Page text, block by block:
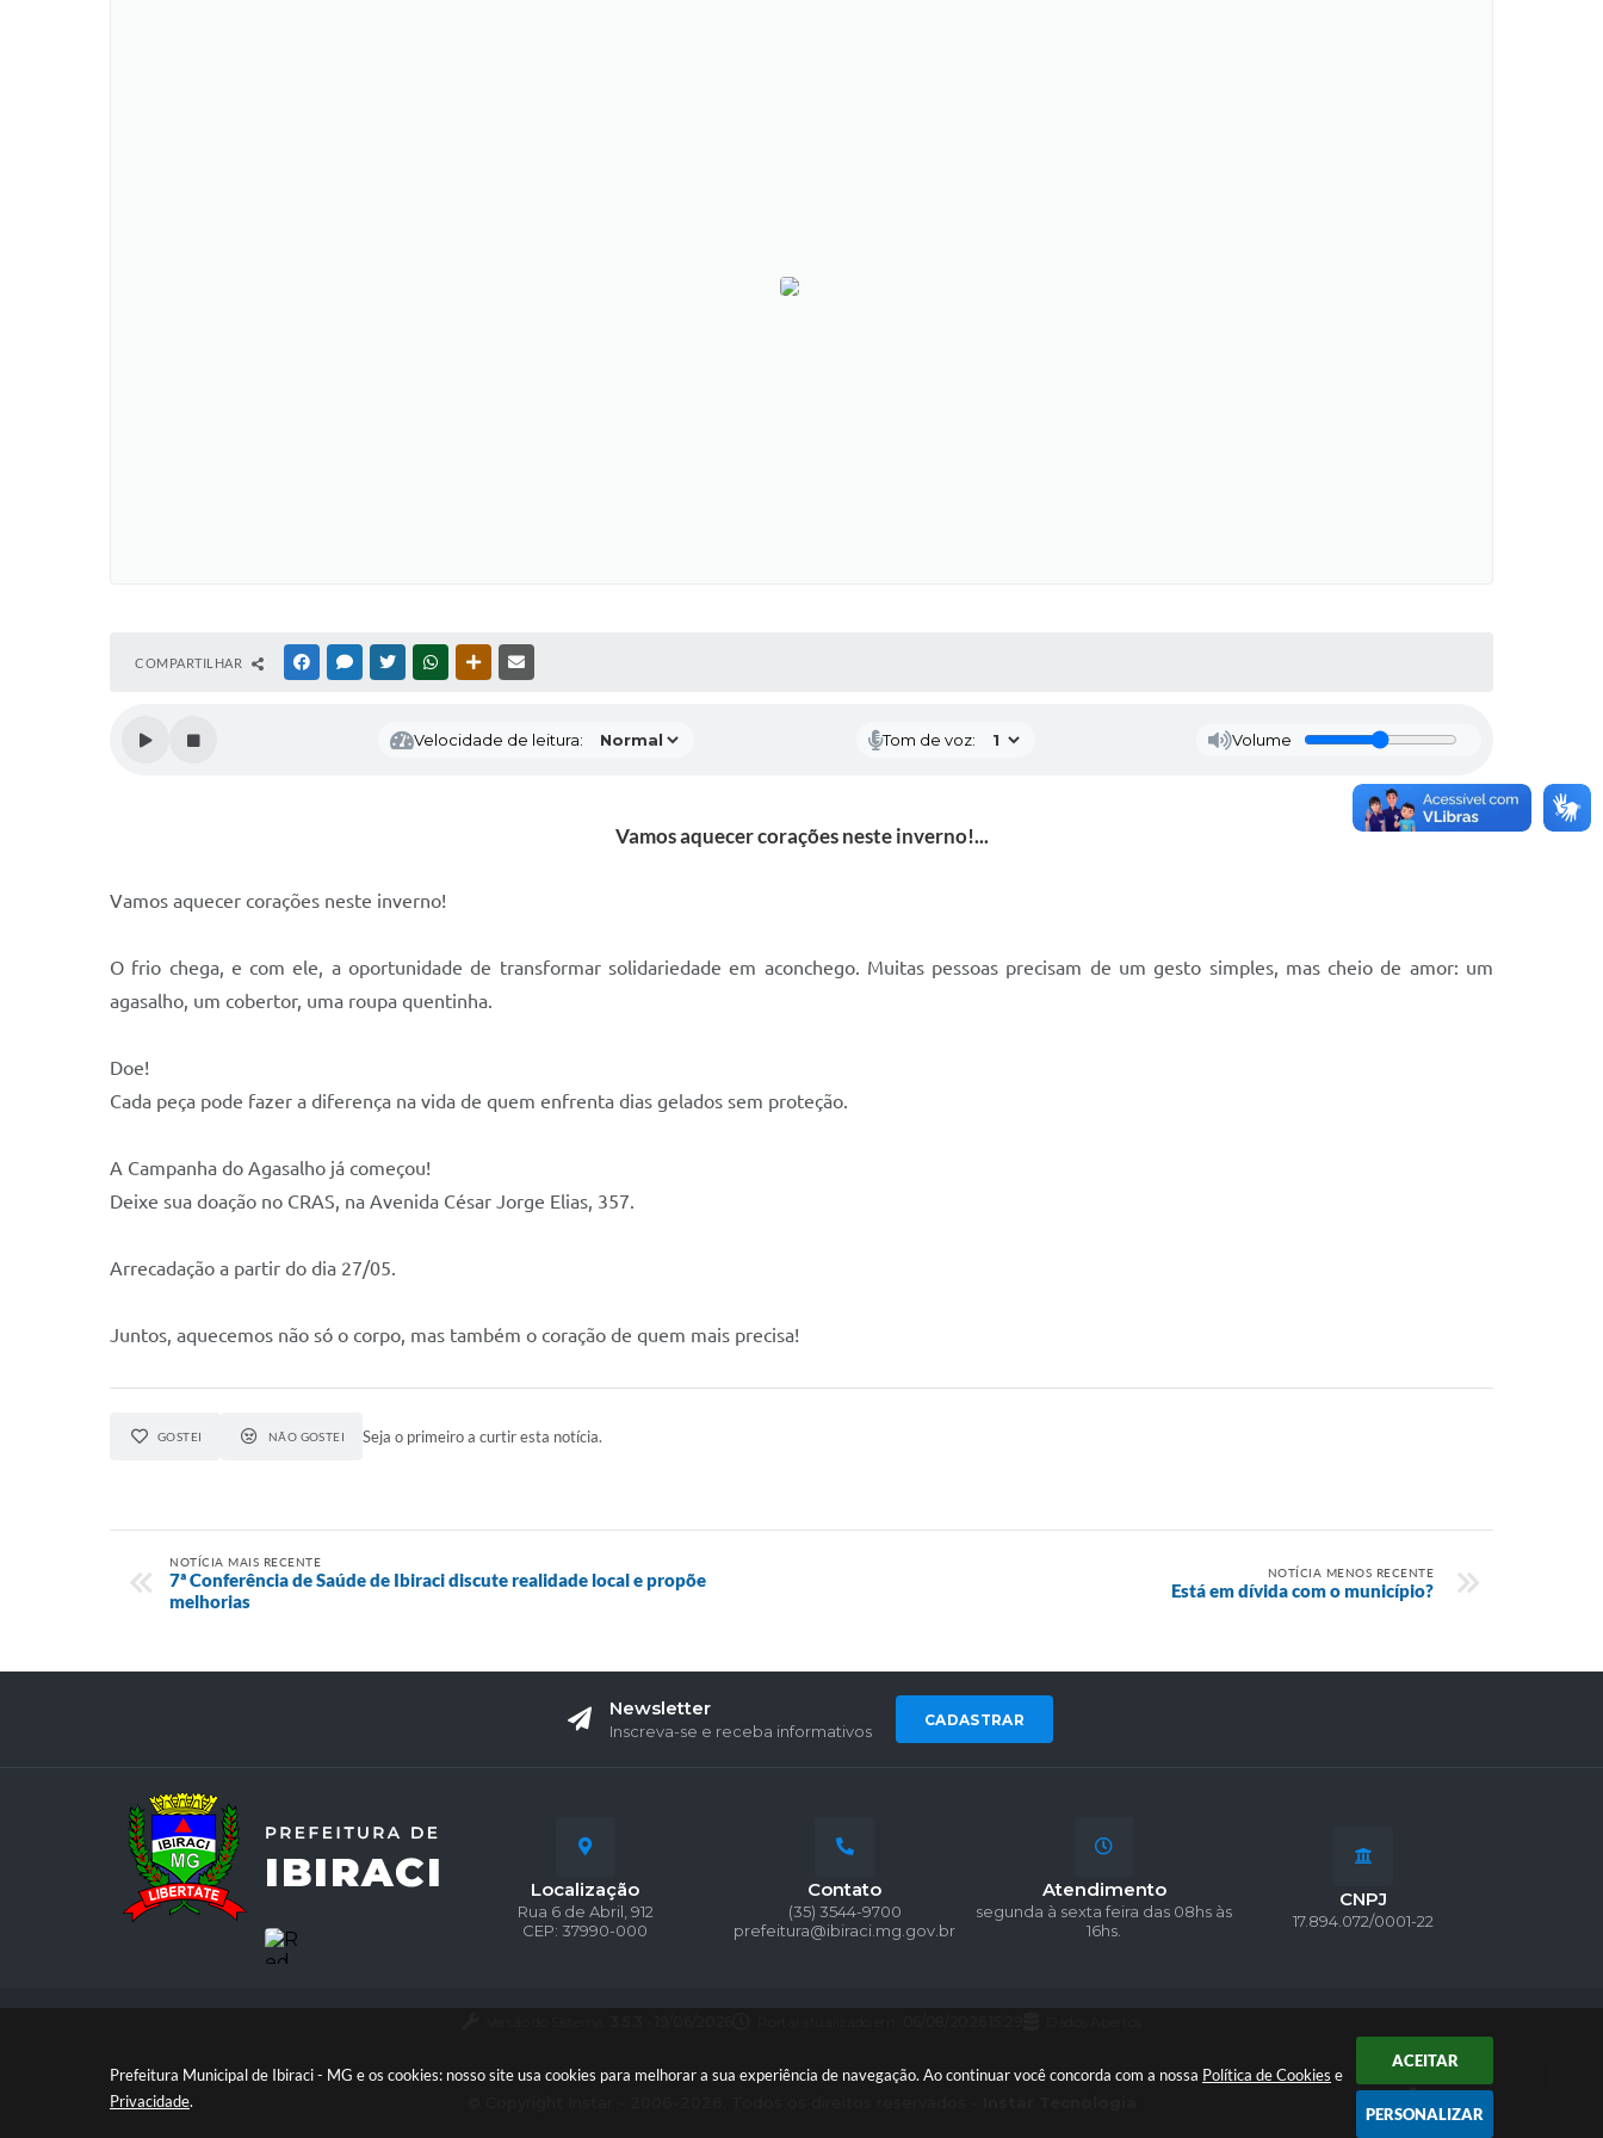
Prefeitura Municipal de Ibiraci - MG e os cookies: nosso site usa cookies para melhorar a sua experiência de navegação. Ao continuar você concorda com a nossa Política de Cookies e
Privacidade.
ACEITAR
PERSONALIZAR
COMPARTILHAR FACEBOOKMESSENGER
TWITTERWHATSAPPOUTRAS MÍDIAS
Velocidade de leitura: Tom de voz: Volume
Vamos aquecer corações neste inverno!...
Vamos aquecer corações neste inverno!
O frio chega, e com ele, a oportunidade de transformar solidariedade em aconchego. Muitas pessoas precisam de um gesto simples, mas cheio de amor: um
agasalho, um cobertor, uma roupa quentinha.
Doe!
Cada peça pode fazer a diferença na vida de quem enfrenta dias gelados sem proteção.
A Campanha do Agasalho já começou!
Deixe sua doação no CRAS, na Avenida César Jorge Elias, 357.
Arrecadação a partir do dia 27/05.
Juntos, aquecemos não só o corpo, mas também o coração de quem mais precisa!
GOSTEI NÃO GOSTEI Seja o primeiro a curtir esta notícia.
NOTÍCIA MAIS RECENTE
7ª Conferência de Saúde de Ibiraci discute realidade local e propõe
melhorias
NOTÍCIA MENOS RECENTE
Está em dívida com o município?
Newsletter
Inscreva-se e receba informativos
CADASTRAR
Localização
Rua 6 de Abril, 912
CEP: 37990-000
Contato
(35) 3544-9700
prefeitura@ibiraci.mg.gov.br
Atendimento
segunda à sexta feira das 08hs às
16hs.
CNPJ
17.894.072/0001-22